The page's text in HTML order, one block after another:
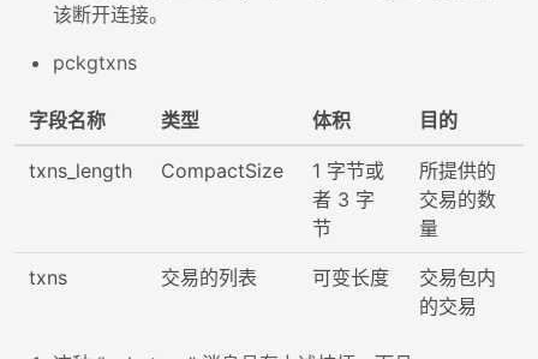
该断开连接。
pckgtxns
字段名称 类型 体积 目的
txns_length CompactSize
1 字节或
者 3 字
节
所提供的
交易的数
量
txns 交易的列表 可变长度
交易包内
的交易